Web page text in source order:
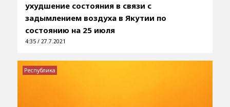
ухудшение состояния в связи с
задымлением воздуха в Якутии по
состоянию на 25 июля
4:35 / 27.7.2021
Республика